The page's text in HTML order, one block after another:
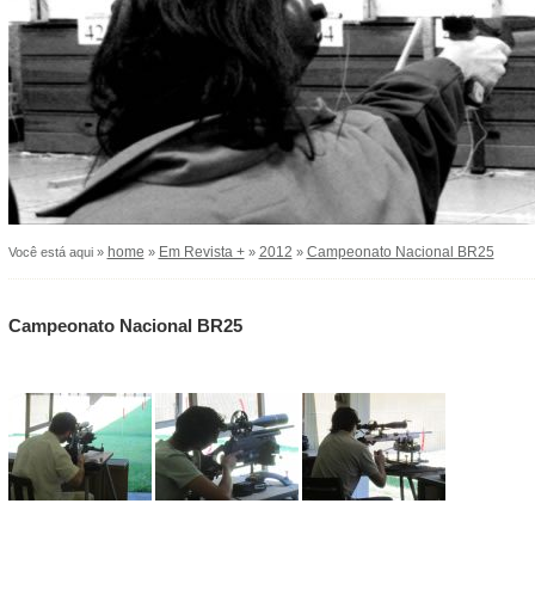
Você está aqui » home » Em Revista +» 2012 » Campeonato Nacional BR25
Campeonato Nacional BR25